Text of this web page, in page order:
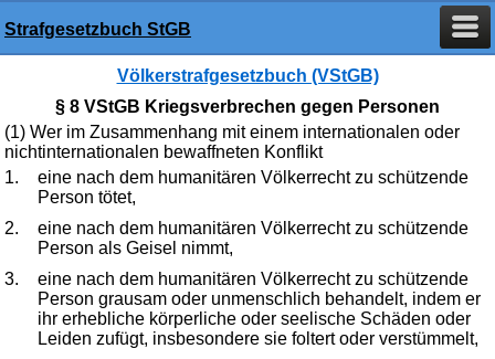
Strafgesetzbuch StGB
Völkerstrafgesetzbuch (VStGB)
§ 8 VStGB Kriegsverbrechen gegen Personen
(1) Wer im Zusammenhang mit einem internationalen oder
nichtinternationalen bewaffneten Konflikt
1.
eine nach dem humanitären Völkerrecht zu schützende
Person tötet,
2.
eine nach dem humanitären Völkerrecht zu schützende
Person als Geisel nimmt,
3.
eine nach dem humanitären Völkerrecht zu schützende
Person grausam oder unmenschlich behandelt, indem er
ihr erhebliche körperliche oder seelische Schäden oder
Leiden zufügt, insbesondere sie foltert oder verstümmelt,